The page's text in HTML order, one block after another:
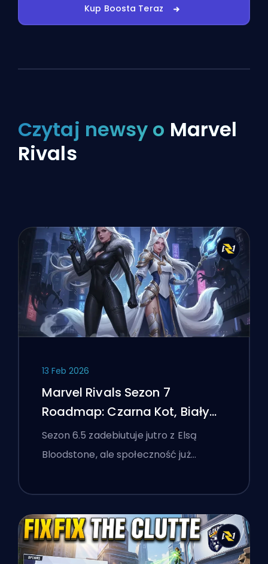
Kup Boosta Teraz
Czytaj newsy o Marvel
Rivals
13 Feb 2026
Marvel Rivals Sezon 7
Roadmap: Czarna Kot, Biały
Lis i Wydarzenie Monsters
Take Manhattan
Sezon 6.5 zadebiutuje jutro z Elsą
Bloodstone, ale społeczność już…